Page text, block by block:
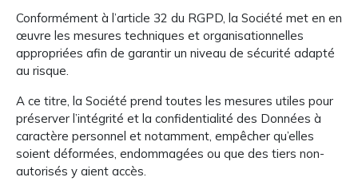
Conformément à l’article 32 du RGPD, la Société met en en
œuvre les mesures techniques et organisationnelles
appropriées afin de garantir un niveau de sécurité adapté
au risque.
A ce titre, la Société prend toutes les mesures utiles pour
préserver l’intégrité et la confidentialité des Données à
caractère personnel et notamment, empêcher qu’elles
soient déformées, endommagées ou que des tiers non-
autorisés y aient accès.